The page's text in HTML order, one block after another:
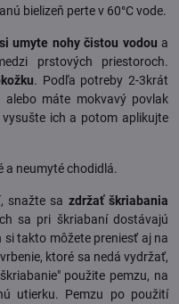
bielizeň perte v 60°C vode.
umyte nohy čistou vodou a
prstových priestoroch.
. Podľa potreby 2-3krát
máte mokvavý povlak
ich a potom aplikujte
a neumyté chodidlá.
, snažte sa zdržať škriabania
sa pri škriabaní dostávajú
takto môžete preniesť aj na
ktoré sa nedá vydržať,
použite pemzu, na
utierku. Pemzu po použití